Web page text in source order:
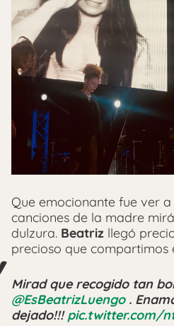
Que emocionante fue ver
canciones de la madre
dulzura. Beatriz llegó
precioso que compartimos
Mirad que recogido tan
@EsBeatrizLuengo.
dejado!!!pic.twitter.com/